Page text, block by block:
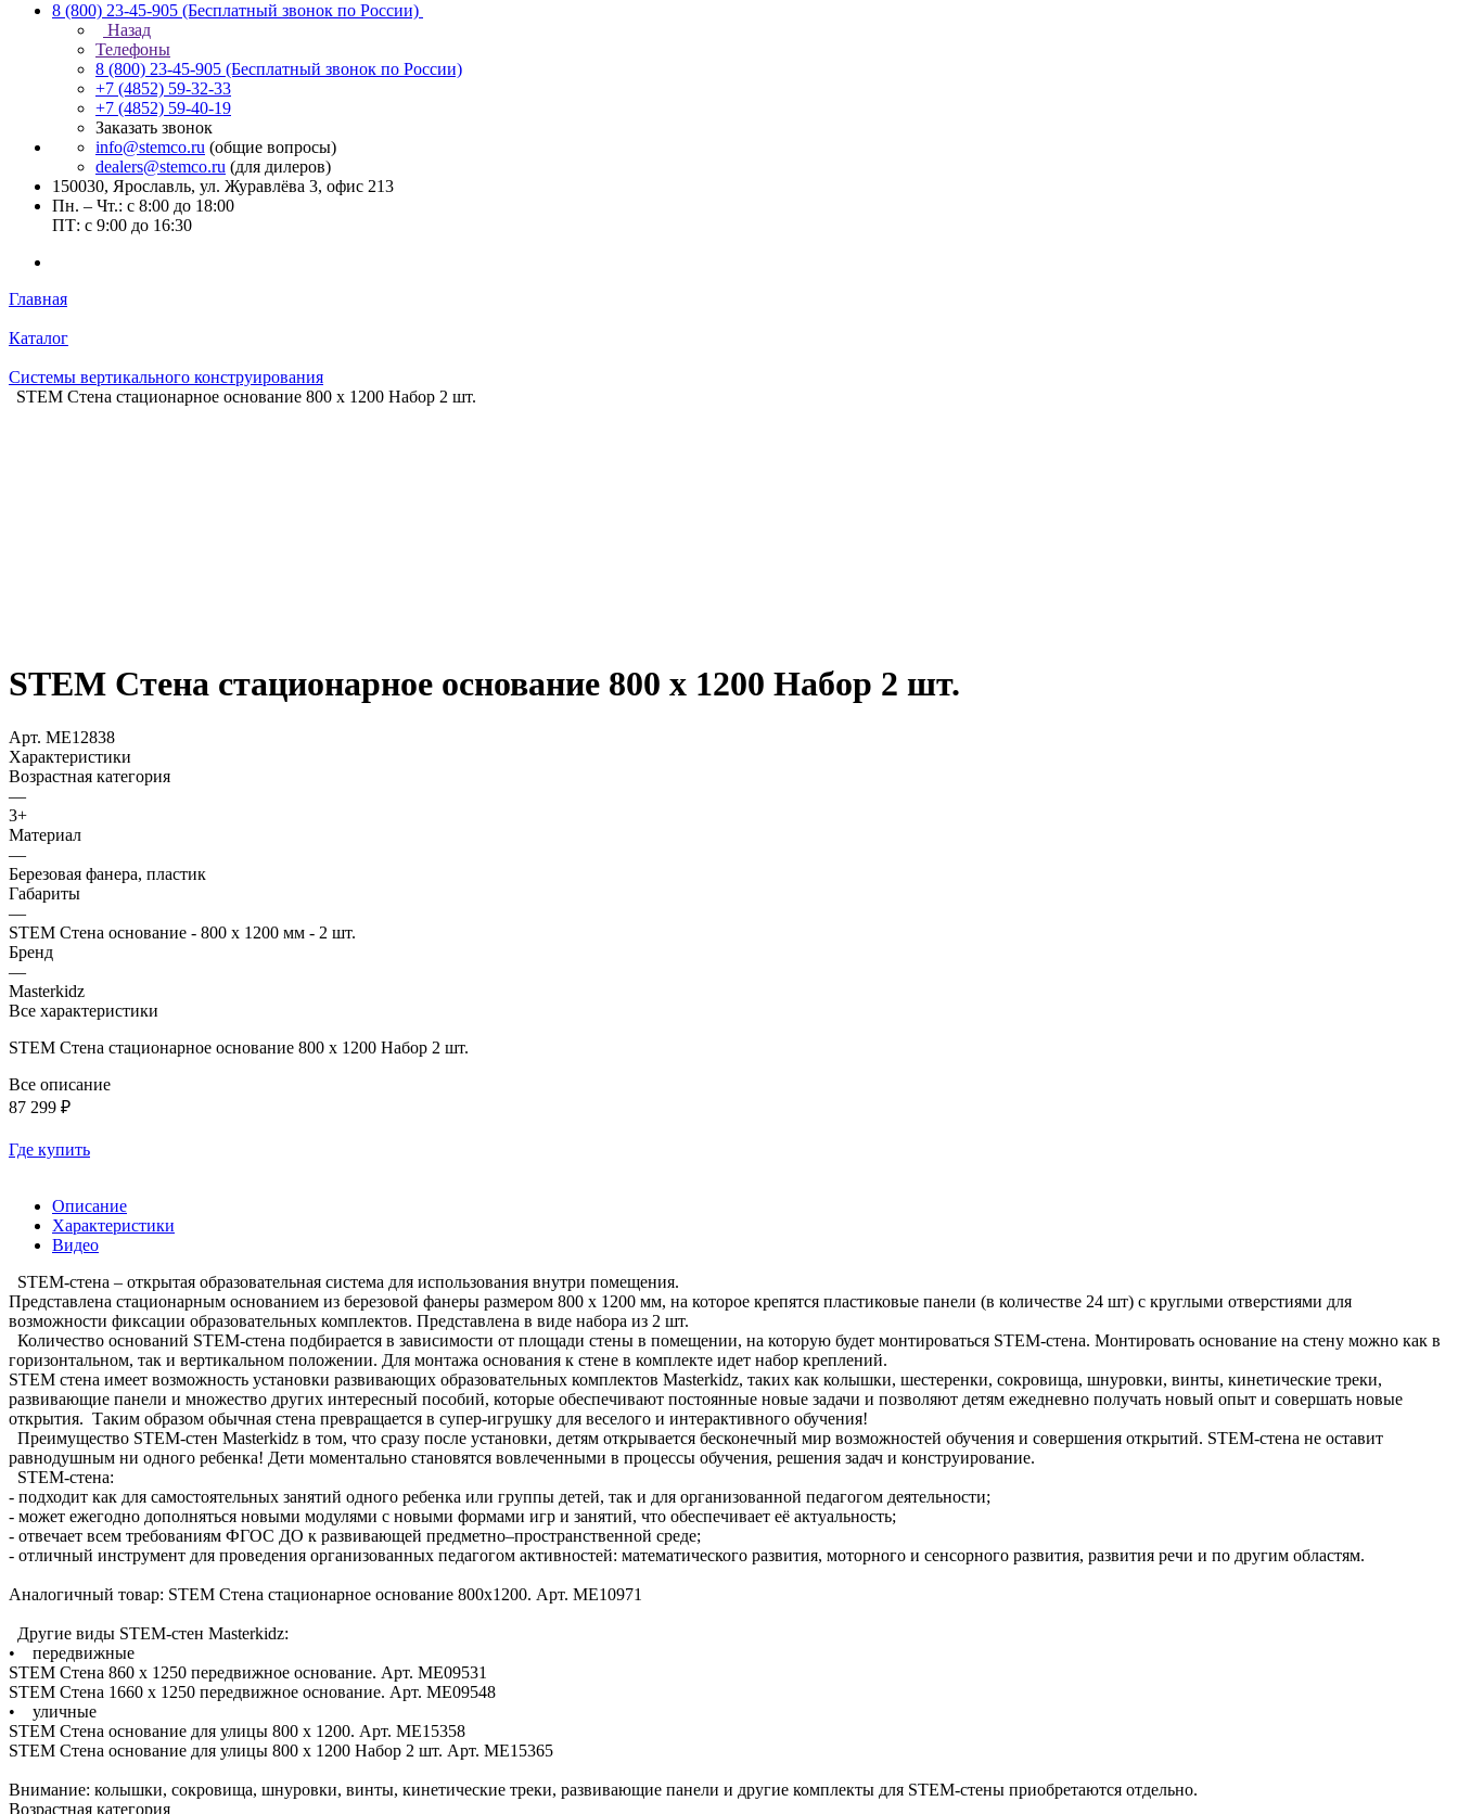
8 (800) 23-45-905 (Бесплатный звонок по России)
Назад
Телефоны
8 (800) 23-45-905 (Бесплатный звонок по России)
+7 (4852) 59-32-33
+7 (4852) 59-40-19
Заказать звонок
info@stemco.ru (общие вопросы)
dealers@stemco.ru (для дилеров)
150030, Ярославль, ул. Журавлёва 3, офис 213
Пн. – Чт.: с 8:00 до 18:00
ПТ: с 9:00 до 16:30
Главная
Каталог
Системы вертикального конструирования
STEM Стена стационарное основание 800 x 1200 Набор 2 шт.
STEM Стена стационарное основание 800 x 1200 Набор 2 шт.
Арт. ME12838
Характеристики
Возрастная категория
—
3+
Материал
—
Березовая фанера, пластик
Габариты
—
STEM Стена основание - 800 x 1200 мм - 2 шт.
Бренд
—
Masterkidz
Все характеристики
STEM Стена стационарное основание 800 x 1200 Набор 2 шт.
Все описание
87 299 ₽
Где купить
Описание
Характеристики
Видео
STEM-стена – открытая образовательная система для использования внутри помещения.
Представлена стационарным основанием из березовой фанеры размером 800 х 1200 мм, на которое крепятся пластиковые панели (в количестве 24 шт) с круглыми отверстиями для
возможности фиксации образовательных комплектов. Представлена в виде набора из 2 шт.
Количество оснований STEM-стена подбирается в зависимости от площади стены в помещении, на которую будет монтироваться STEM-стена. Монтировать основание на стену можно как в
горизонтальном, так и вертикальном положении. Для монтажа основания к стене в комплекте идет набор креплений.
STEM стена имеет возможность установки развивающих образовательных комплектов Masterkidz, таких как колышки, шестеренки, сокровища, шнуровки, винты, кинетические треки,
развивающие панели и множество других интересный пособий, которые обеспечивают постоянные новые задачи и позволяют детям ежедневно получать новый опыт и совершать новые
открытия. Таким образом обычная стена превращается в супер-игрушку для веселого и интерактивного обучения!
Преимущество STEM-стен Masterkidz в том, что сразу после установки, детям открывается бесконечный мир возможностей обучения и совершения открытий. STEM-стена не оставит
равнодушным ни одного ребенка! Дети моментально становятся вовлеченными в процессы обучения, решения задач и конструирование.
STEM-стена:
- подходит как для самостоятельных занятий одного ребенка или группы детей, так и для организованной педагогом деятельности;
- может ежегодно дополняться новыми модулями с новыми формами игр и занятий, что обеспечивает её актуальность;
- отвечает всем требованиям ФГОС ДО к развивающей предметно–пространственной среде;
- отличный инструмент для проведения организованных педагогом активностей: математического развития, моторного и сенсорного развития, развития речи и по другим областям.
Аналогичный товар: STEM Стена стационарное основание 800х1200. Арт. ME10971
Другие виды STEM-стен Masterkidz:
• передвижные
STEM Стена 860 х 1250 передвижное основание. Арт. ME09531
STEM Стена 1660 х 1250 передвижное основание. Арт. ME09548
• уличные
STEM Стена основание для улицы 800 x 1200. Арт. ME15358
STEM Стена основание для улицы 800 x 1200 Набор 2 шт. Арт. ME15365
Внимание: колышки, сокровища, шнуровки, винты, кинетические треки, развивающие панели и другие комплекты для STEM-стены приобретаются отдельно.
Возрастная категория